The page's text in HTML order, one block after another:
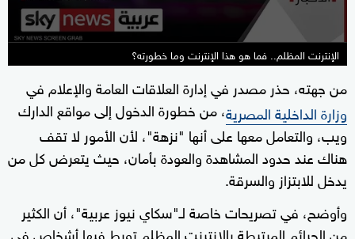
الإنترنت المظلم.. فما هو هذا الإنترنت وما خطورته؟
من جهته، حذر مصدر في إدارة العلاقات العامة والإعلام في
وزارة الداخلية المصرية، من خطورة الدخول إلى مواقع الدارك
ويب، والتعامل معها على أنها "نزهة"، لأن الأمور لا تقف
هناك عند حدود المشاهدة والعودة بأمان، حيث يتعرض كل من
يدخل للابتزاز والسرقة.
وأوضح، في تصريحات خاصة لـ"سكاي نيوز عربية"، أن الكثير
من الجرائم المرتبطة بالإنترنت المظلم تورط فيها أشخاص في